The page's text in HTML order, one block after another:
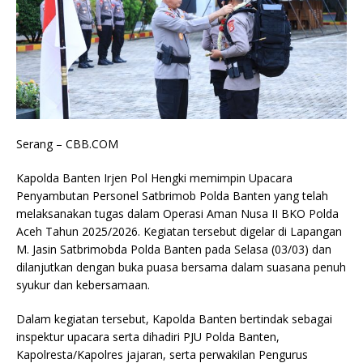
Serang – CBB.COM
Kapolda Banten Irjen Pol Hengki memimpin Upacara
Penyambutan Personel Satbrimob Polda Banten yang telah
melaksanakan tugas dalam Operasi Aman Nusa II BKO Polda
Aceh Tahun 2025/2026. Kegiatan tersebut digelar di Lapangan
M. Jasin Satbrimobda Polda Banten pada Selasa (03/03) dan
dilanjutkan dengan buka puasa bersama dalam suasana penuh
syukur dan kebersamaan.
Dalam kegiatan tersebut, Kapolda Banten bertindak sebagai
inspektur upacara serta dihadiri PJU Polda Banten,
Kapolresta/Kapolres jajaran, serta perwakilan Pengurus